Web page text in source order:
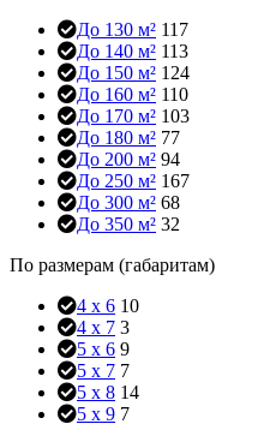
До 130 м² 117
До 140 м² 113
До 150 м² 124
До 160 м² 110
До 170 м² 103
До 180 м² 77
До 200 м² 94
До 250 м² 167
До 300 м² 68
До 350 м² 32
По размерам (габаритам)
4 x 6 10
4 x 7 3
5 x 6 9
5 x 7 7
5 x 8 14
5 x 9 7